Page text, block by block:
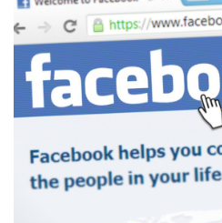
生成式AI與雲端應用
Enterprise Digital Transformation
特集